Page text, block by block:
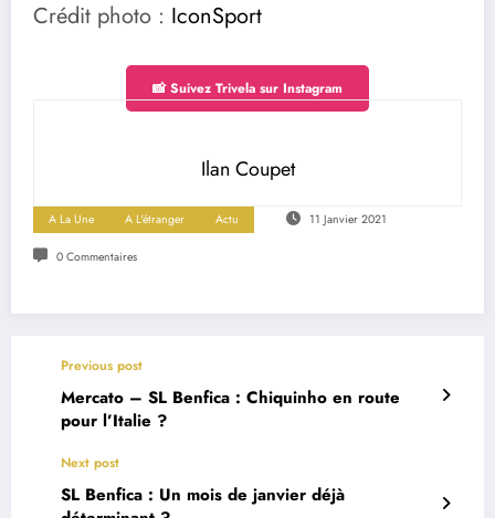
Crédit photo : IconSport
📸 Suivez Trivela sur Instagram
Ilan Coupet
A La Une A L'étranger Actu 11 Janvier 2021
0 Commentaires
Previous post
Mercato – SL Benfica : Chiquinho en route
pour l’Italie ?
Next post
SL Benfica : Un mois de janvier déjà